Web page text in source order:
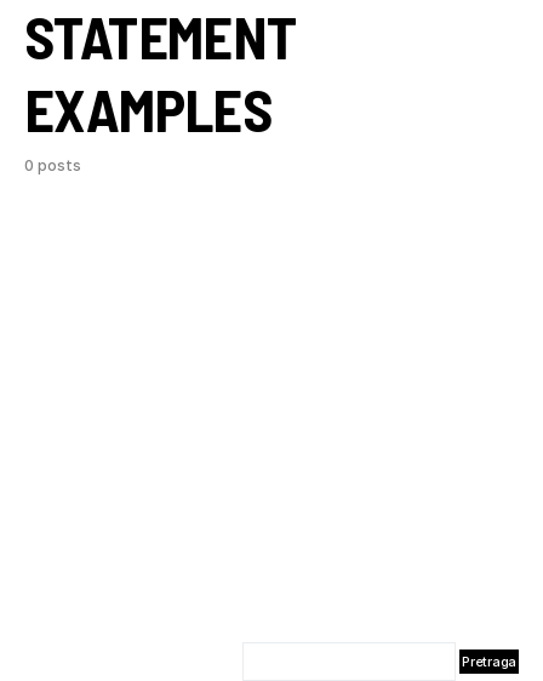
STATEMENT
EXAMPLES
0 posts